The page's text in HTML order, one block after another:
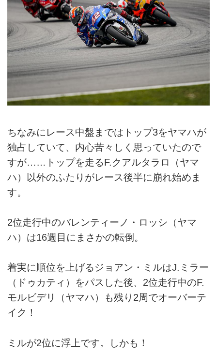
ちなみにレース中盤まではトップ3をヤマハが
独占していて、内心苦々しく思っていたので
すが……トップを走るF.クアルタラロ（ヤマ
ハ）以外のふたりがレース後半に崩れ始めま
す。
2位走行中のバレンティーノ・ロッシ（ヤマ
ハ）は16週目にまさかの転倒。
着実に順位を上げるジョアン・ミルはJ.ミラー
（ドゥカティ）をパスした後、2位走行中のF.
モルビデリ（ヤマハ）も残り2周でオーバーテ
イク！
ミルが2位に浮上です。しかも！